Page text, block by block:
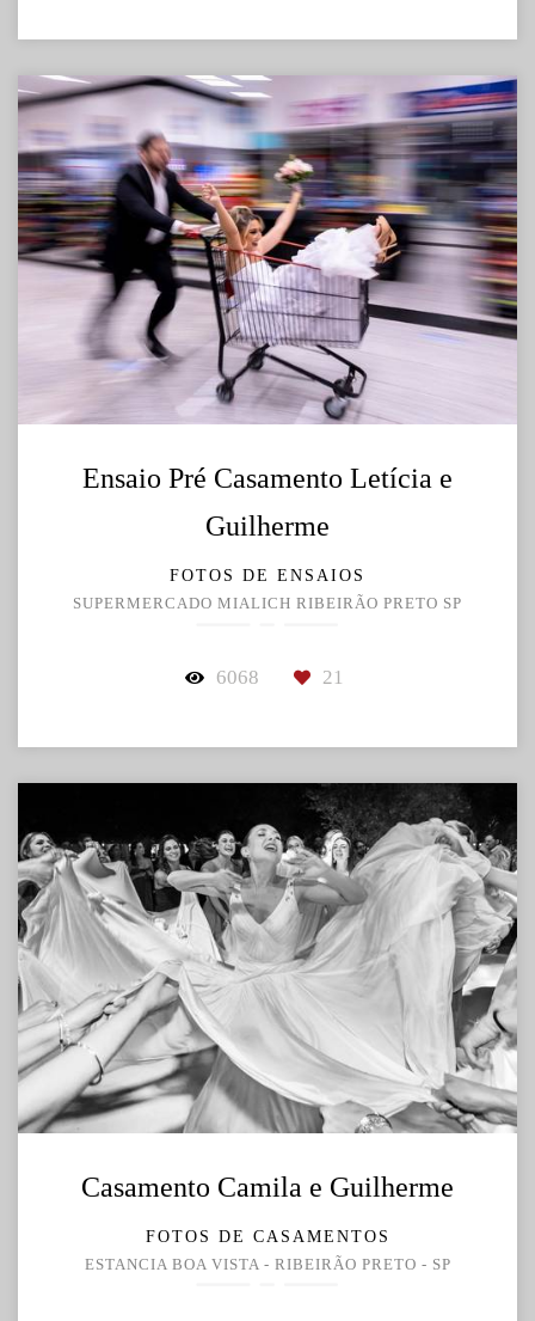
Ensaio Pré Casamento Letícia e
Guilherme
FOTOS DE ENSAIOS
SUPERMERCADO MIALICH RIBEIRÃO PRETO SP
6068 21
Casamento Camila e Guilherme
FOTOS DE CASAMENTOS
ESTANCIA BOA VISTA - RIBEIRÃO PRETO - SP